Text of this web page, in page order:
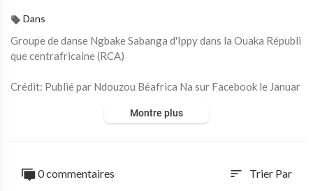
Dans
⁣Groupe de danse Ngbake Sabanga d'Ippy dans la Ouaka Républi
que centrafricaine (RCA)
Crédit: Publié par Ndouzou Béafrica Na sur Facebook le Januar
Montre plus
0 commentaires sort Trier Par